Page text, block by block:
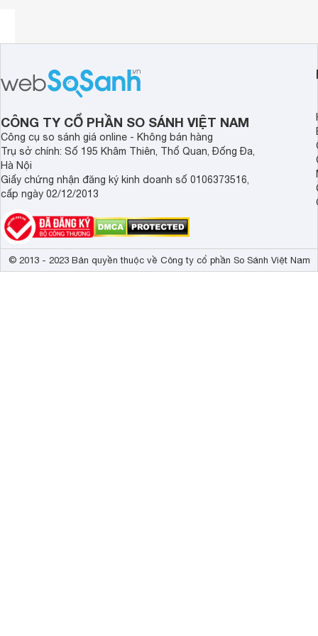
Cửa: 650 °C
Mặt trước: 650 °C
Độ bảo vệ IP: IP40
Độ bảo vệ IK: IK07
Nhiệt độ không khí xung quanh khi hoạt động: -25…60 °C
CÔNG TY CỔ PHẦN SO SÁNH VIỆT NAM
Công cụ so sánh giá online - Không bán hàng
Trụ sở chính: Số 195 Khâm Thiên, Thổ Quan, Đống Đa,
Hà Nội
Giấy chứng nhận đăng ký kinh doanh số 0106373516,
cấp ngày 02/12/2013
© 2013 - 2023 Bản quyền thuộc về Công ty cổ phần So Sánh Việt Nam